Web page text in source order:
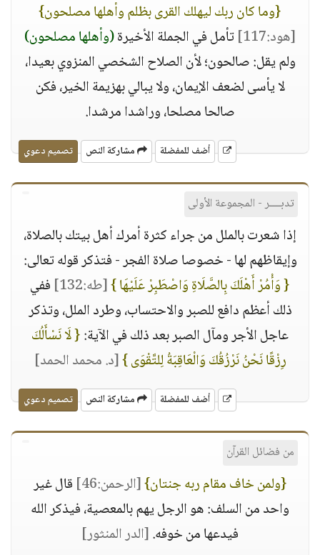
{وما كان ربك ليهلك القرى بظلم وأهلها مصلحون}
[هود:117]
تأمل في الجملة الأخيرة(وأهلها مصلحون)
ولم يقل: صالحون؛ لأن الصلاح الشخصي المنزوي بعيدا،
لا يأسى لضعف الإيمان، ولا يبالي بهزيمة الخير، فكن
صالحا مصلحا، وراشدا مرشدا.
أضف للمفضلة مشاركة النص تصميم دعوي
تدبــــر - المجموعة الأولى
إذا شعرت بالملل من جراء كثرة أمرك أهل بيتك بالصلاة،
وإيقاظهم لها - خصوصا صلاة الفجر - فتذكر قوله تعالى:
{ وَأْمُرْ أَهْلَكَ بِالصَّلَاةِ وَاصْطَبِرْ عَلَيْهَا }[طه:132]
ففي
ذلك أعظم دافع للصبر والاحتساب، وطرد الملل، وتذكر
عاجل الأجر ومآل الصبر بعد ذلك في الآية:{ لَا نَسْأَلُكَ
رِزْقًا نَحْنُ نَرْزُقُكَ وَالْعَاقِبَةُ لِلتَّقْوَى }[د. محمد الحمد]
أضف للمفضلة مشاركة النص تصميم دعوي
من فضائل القرآن
{ولمن خاف مقام ربه جنتان}[الرحمن:46]
قال غير
واحد من السلف: هو الرجل يهم بالمعصية، فيذكر الله
فيدعها من خوفه.[الدر المنثور]